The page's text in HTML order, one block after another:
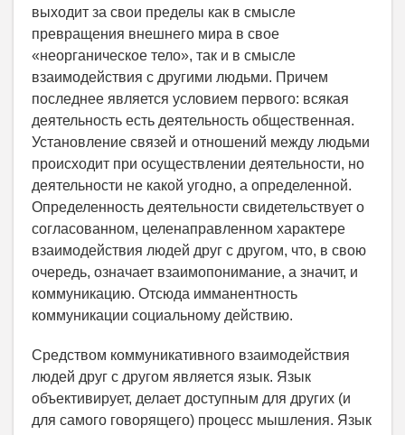
выходит за свои пределы как в смысле
превращения внешнего мира в свое
«неорганическое тело», так и в смысле
взаимодействия с другими людьми. Причем
последнее является условием первого: всякая
деятельность есть деятельность общественная.
Установление связей и отношений между людьми
происходит при осуществлении деятельности, но
деятельности не какой угодно, а определенной.
Определенность деятельности свидетельствует о
согласованном, целенаправленном характере
взаимодействия людей друг с другом, что, в свою
очередь, означает взаимопонимание, а значит, и
коммуникацию. Отсюда имманентность
коммуникации социальному действию.
Средством коммуникативного взаимодействия
людей друг с другом является язык. Язык
объективирует, делает доступным для других (и
для самого говорящего) процесс мышления. Язык